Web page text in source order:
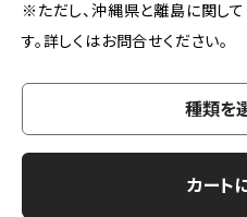
※ただし、沖縄県と離島に関し
す。詳しくはお問合せください。
種類を
カート